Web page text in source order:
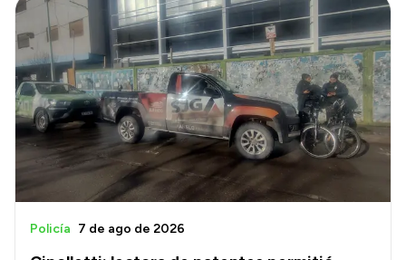
Consejos locales
Transparencia
Presupuesto
Boletín Oficial
Compras y licitaciones
Consulta de expedientes
Policía 7 de ago de 2026